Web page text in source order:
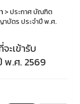
> ประกาศ บัณฑิต
บัตร ประจำปี พ.ศ.
ะเข้ารับ
พ.ศ. 2569